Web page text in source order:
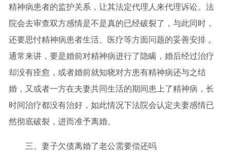
精神病患者的监护关系，让其法定代理人来代理诉讼。法
院会去审查双方感情是不是真的已经破裂了，与此同时，
还要思忖精神病患者生活、医疗等方面问题的妥善安排 。
通常来讲，要是婚前对精神病进行了隐瞒，婚后经过治疗
却没有痊愈，或者婚前就知晓对方患有精神病还与之结
婚，又或者一方在夫妻共同生活的期间患上了精神病，长
时间治疗都没有治好，如此情况下法院会认定夫妻感情已
然彻底破裂，进而准予离婚。
三、妻子欠债离婚了老公需要偿还吗